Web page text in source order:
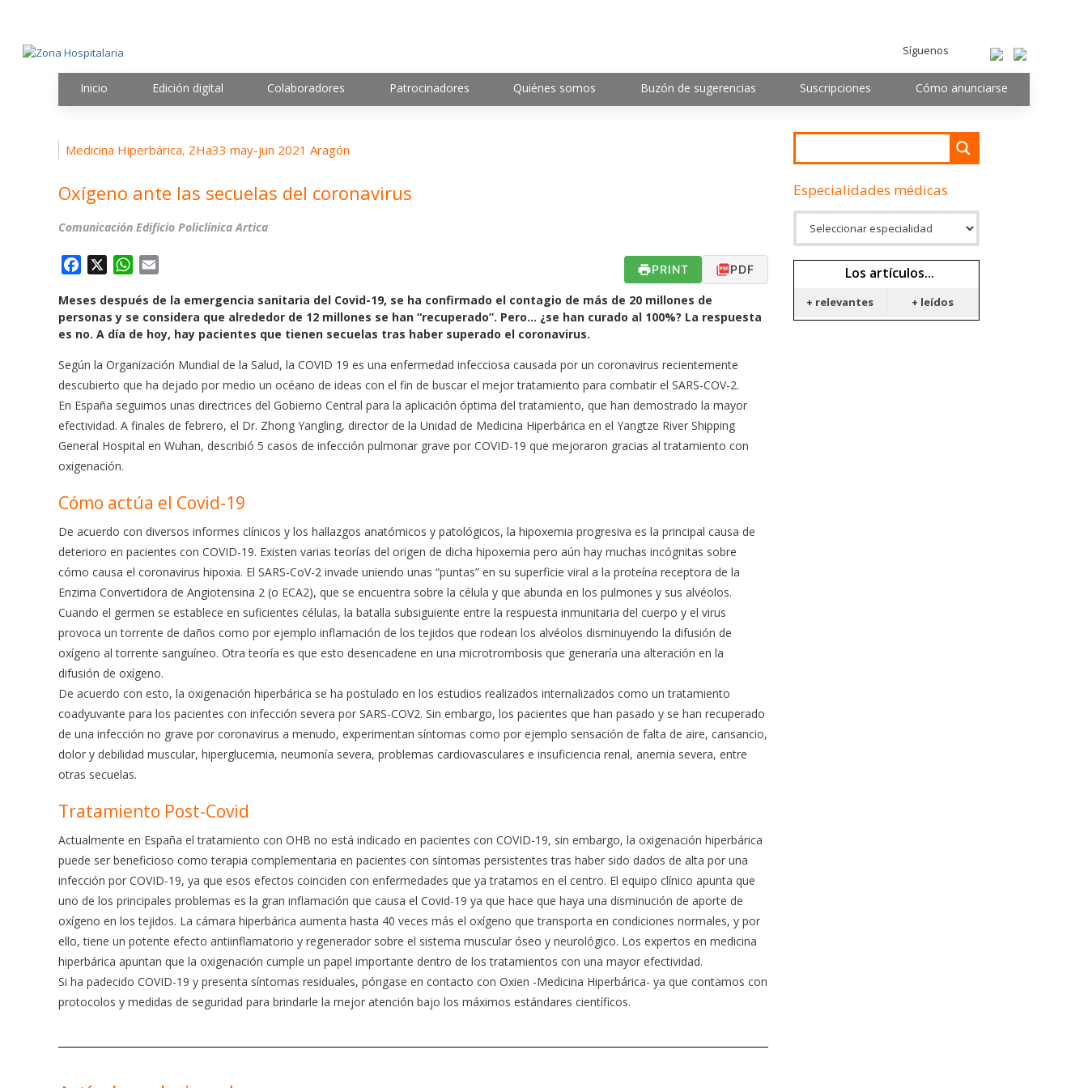
Síguenos
Inicio Edición digital Colaboradores Patrocinadores Quiénes somos Buzón de sugerencias Suscripciones Cómo anunciarse
Medicina Hiperbárica, ZHa33 may-jun 2021 Aragón
Oxígeno ante las secuelas del coronavirus
Comunicación Edificio Policlínica Artica
c
e
b
o
o
k
W
a
t
s
A
p
p
a
i
l
PRINT PDF
Meses después de la emergencia sanitaria del Covid-19, se ha confirmado el contagio de más de 20 millones de
personas y se considera que alrededor de 12 millones se han “recuperado”. Pero… ¿se han curado al 100%? La respuesta
es no. A día de hoy, hay pacientes que tienen secuelas tras haber superado el coronavirus.
Según la Organización Mundial de la Salud, la COVID 19 es una enfermedad infecciosa causada por un coronavirus recientemente
descubierto que ha dejado por medio un océano de ideas con el fin de buscar el mejor tratamiento para combatir el SARS-COV-2.
En España seguimos unas directrices del Gobierno Central para la aplicación óptima del tratamiento, que han demostrado la mayor
efectividad. A finales de febrero, el Dr. Zhong Yangling, director de la Unidad de Medicina Hiperbárica en el Yangtze River Shipping
General Hospital en Wuhan, describió 5 casos de infección pulmonar grave por COVID-19 que mejoraron gracias al tratamiento con
oxigenación.
Cómo actúa el Covid-19
De acuerdo con diversos informes clínicos y los hallazgos anatómicos y patológicos, la hipoxemia progresiva es la principal causa de
deterioro en pacientes con COVID-19. Existen varias teorías del origen de dicha hipoxemia pero aún hay muchas incógnitas sobre
cómo causa el coronavirus hipoxia. El SARS-CoV-2 invade uniendo unas “puntas” en su superficie viral a la proteína receptora de la
Enzima Convertidora de Angiotensina 2 (o ECA2), que se encuentra sobre la célula y que abunda en los pulmones y sus alvéolos.
Cuando el germen se establece en suficientes células, la batalla subsiguiente entre la respuesta inmunitaria del cuerpo y el virus
provoca un torrente de daños como por ejemplo inflamación de los tejidos que rodean los alvéolos disminuyendo la difusión de
oxígeno al torrente sanguíneo. Otra teoría es que esto desencadene en una microtrombosis que generaría una alteración en la
difusión de oxígeno.
De acuerdo con esto, la oxigenación hiperbárica se ha postulado en los estudios realizados internalizados como un tratamiento
coadyuvante para los pacientes con infección severa por SARS-COV2. Sin embargo, los pacientes que han pasado y se han recuperado
de una infección no grave por coronavirus a menudo, experimentan síntomas como por ejemplo sensación de falta de aire, cansancio,
dolor y debilidad muscular, hiperglucemia, neumonía severa, problemas cardiovasculares e insuficiencia renal, anemia severa, entre
otras secuelas.
Tratamiento Post-Covid
Actualmente en España el tratamiento con OHB no está indicado en pacientes con COVID-19, sin embargo, la oxigenación hiperbárica
puede ser beneficioso como terapia complementaria en pacientes con síntomas persistentes tras haber sido dados de alta por una
infección por COVID-19, ya que esos efectos coinciden con enfermedades que ya tratamos en el centro. El equipo clínico apunta que
uno de los principales problemas es la gran inflamación que causa el Covid-19 ya que hace que haya una disminución de aporte de
oxígeno en los tejidos. La cámara hiperbárica aumenta hasta 40 veces más el oxígeno que transporta en condiciones normales, y por
ello, tiene un potente efecto antiinflamatorio y regenerador sobre el sistema muscular óseo y neurológico. Los expertos en medicina
hiperbárica apuntan que la oxigenación cumple un papel importante dentro de los tratamientos con una mayor efectividad.
Si ha padecido COVID-19 y presenta síntomas residuales, póngase en contacto con Oxien -Medicina Hiperbárica- ya que contamos con
protocolos y medidas de seguridad para brindarle la mejor atención bajo los máximos estándares científicos.
Especialidades médicas
Los artículos...
+ relevantes + leídos